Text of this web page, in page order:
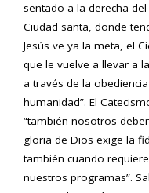
sentado a la derecha
Ciudad santa, donde
Jesús ve ya la meta, el
que le vuelve a llevar a
a través de la
humanidad”. El
“también nosotros
gloria de Dios exige la
también cuando
nuestros programas”.